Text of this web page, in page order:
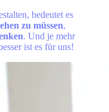
bedeutet es
zu müssen,
. Und je mehr
ist es für uns!